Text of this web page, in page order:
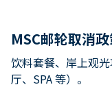
MSC邮轮取消
饮料套餐、岸上观
厅、SPA 等）。